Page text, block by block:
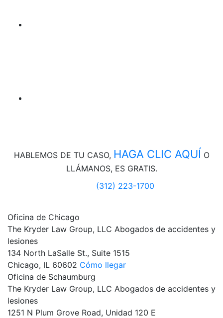
HABLEMOS DE TU CASO, HAGA CLIC AQUÍ O
LLÁMANOS, ES GRATIS.
(312) 223-1700
Oficina de Chicago
The Kryder Law Group, LLC Abogados de accidentes y
lesiones
134 North LaSalle St., Suite 1515
Chicago, IL 60602 Cómo llegar
Oficina de Schaumburg
The Kryder Law Group, LLC Abogados de accidentes y
lesiones
1251 N Plum Grove Road, Unidad 120 E